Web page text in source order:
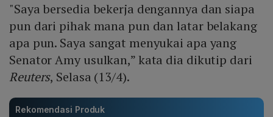
"Saya bersedia bekerja dengannya dan siapa
pun dari pihak mana pun dan latar belakang
apa pun. Saya sangat menyukai apa yang
Senator Amy usulkan,” kata dia dikutip dari
Reuters, Selasa (13/4).
Rekomendasi Produk